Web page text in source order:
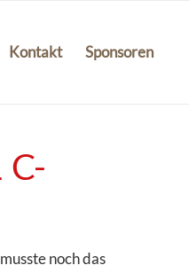
Kontakt Sponsoren
noch das